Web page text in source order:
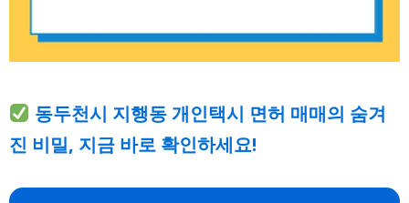
동두천시 지행동 개인택시 면허 매매의 숨겨
진 비밀, 지금 바로 확인하세요!